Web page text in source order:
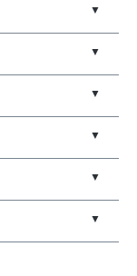
▼
▼
▼
▼
▼
▼